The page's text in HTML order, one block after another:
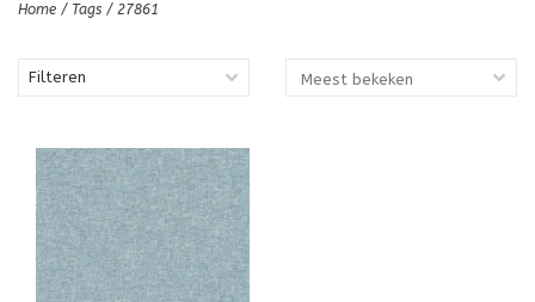
Home / Tags / 27861
Filteren